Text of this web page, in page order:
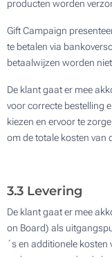
producten worden
Gift Campaign
te betalen via
betaalwijzen worden
De klant gaat er mee
voor correcte bestelling
kiezen en ervoor te
om de totale kosten van
3.3 Levering
De klant gaat er mee
on Board) als
´s en additionele